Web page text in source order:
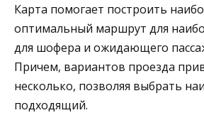
Карта помогает построить
оптимальный маршрут для
для шофера и ожидающего
Причем, вариантов проезда
несколько, позволяя выбрать
подходящий.